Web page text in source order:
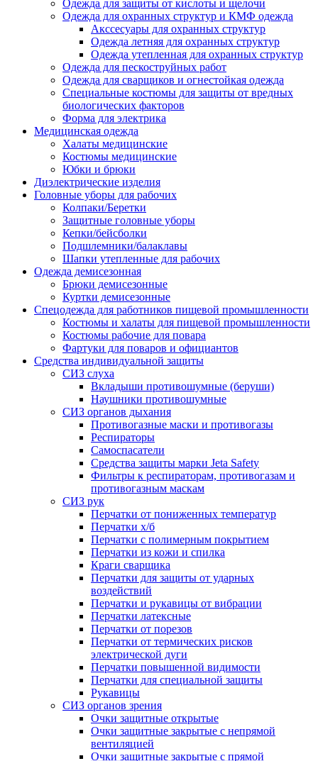
Одежда для защиты от кислоты и щелочи
Одежда для охранных структур и КМФ одежда
Акссесуары для охранных структур
Одежда летняя для охранных структур
Одежда утепленная для охранных структур
Одежда для пескоструйных работ
Одежда для сварщиков и огнестойкая одежда
Специальные костюмы для защиты от вредных
биологических факторов
Форма для электрика
Медицинская одежда
Халаты медицинские
Костюмы медицинские
Юбки и брюки
Диэлектрические изделия
Головные уборы для рабочих
Колпаки/Беретки
Защитные головные уборы
Кепки/бейсболки
Подшлемники/балаклавы
Шапки утепленные для рабочих
Одежда демисезонная
Брюки демисезонные
Куртки демисезонные
Спецодежда для работников пищевой промышленности
Костюмы и халаты для пищевой промышленности
Костюмы рабочие для повара
Фартуки для поваров и официантов
Средства индивидуальной защиты
СИЗ слуха
Вкладыши противошумные (беруши)
Наушники противошумные
СИЗ органов дыхания
Противогазные маски и противогазы
Респираторы
Самоспасатели
Средства защиты марки Jeta Safety
Фильтры к респираторам, противогазам и
противогазным маскам
СИЗ рук
Перчатки от пониженных температур
Перчатки х/б
Перчатки с полимерным покрытием
Перчатки из кожи и спилка
Краги сварщика
Перчатки для защиты от ударных
воздействий
Перчатки и рукавицы от вибрации
Перчатки латексные
Перчатки от порезов
Перчатки от термических рисков
электрической дуги
Перчатки повышенной видимости
Перчатки для специальной защиты
Рукавицы
СИЗ органов зрения
Очки защитные открытые
Очки защитные закрытые с непрямой
вентиляцией
Очки защитные закрытые с прямой